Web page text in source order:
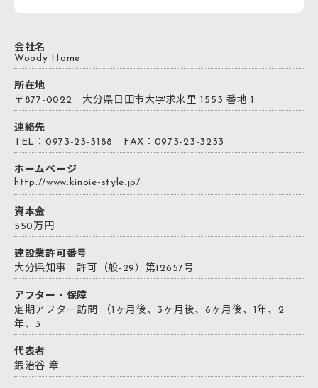
会社名
Woody Home
所在地
〒877-0022 大分県日田市大字求来里 1553 番地 1
連絡先
TEL：0973-23-3188 FAX：0973-23-3233
ホームページ
http://www.kinoie-style.jp/
資本金
550万円
建設業許可番号
大分県知事 許可（般-29）第12657号
アフター・保障
定期アフター訪問 （1ヶ月後、3ヶ月後、6ヶ月後、1年、2
年、3
代表者
鍜治谷 章